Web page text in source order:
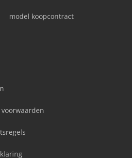
model koopcontract